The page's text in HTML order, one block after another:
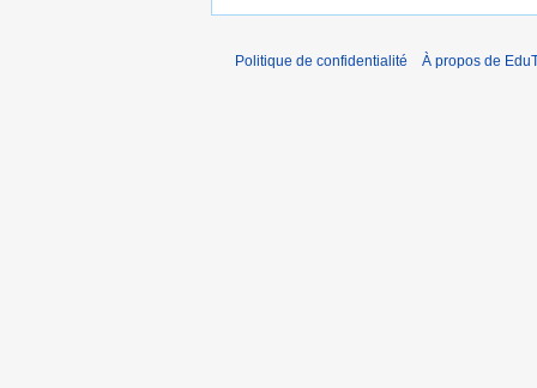
Politique de confidentialité À propos de